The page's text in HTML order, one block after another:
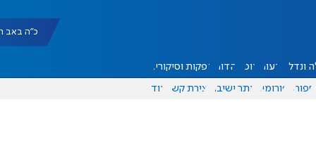
כ"ה באב תשפ"ו
ונדל"ן דעות אוכל יהדות הפקות וסיקורים
ספורט פורומים אתר ישיבה יצירת קשר עוד